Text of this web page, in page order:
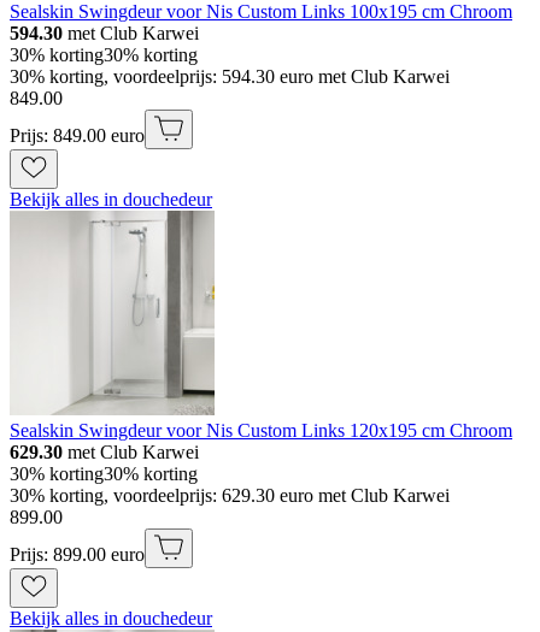
Sealskin Swingdeur voor Nis Custom Links 100x195 cm Chroom
594.30 met Club Karwei
30% korting30% korting
30% korting, voordeelprijs: 594.30 euro met Club Karwei
849.00
Prijs: 849.00 euro
Bekijk alles in douchedeur
Sealskin Swingdeur voor Nis Custom Links 120x195 cm Chroom
629.30 met Club Karwei
30% korting30% korting
30% korting, voordeelprijs: 629.30 euro met Club Karwei
899.00
Prijs: 899.00 euro
Bekijk alles in douchedeur